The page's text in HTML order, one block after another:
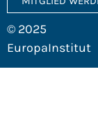
© 2025
EuropaInstitut